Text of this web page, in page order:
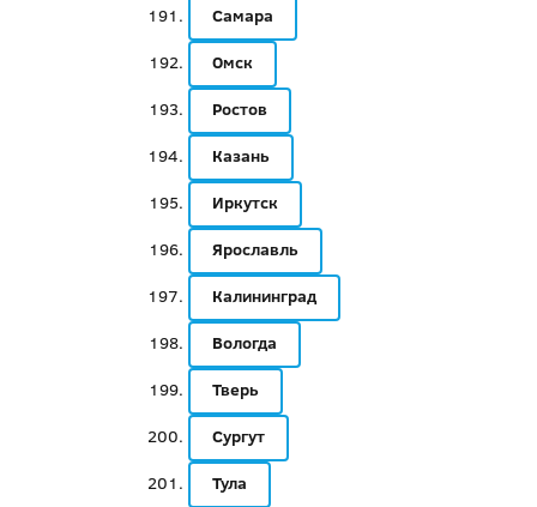
Самара
Омск
Ростов
Казань
Иркутск
Ярославль
Калининград
Вологда
Тверь
Сургут
Тула